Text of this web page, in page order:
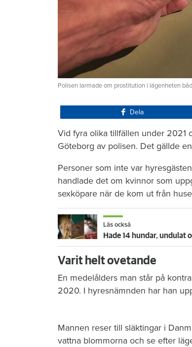
Polisen larmade om prostitution i lägenheten
Dela
Vid fyra olika tillfällen under 2021
Göteborg av polisen. Det gällde
Personer som inte var
handlade det om kvinnor som
sexköpare när de kom ut från
Läs också
Hade 14 hundar, undulat
Varit helt ovetande
En medelålders man står på
2020. I hyresnämnden har han
Mannen reser till släktingar i
vattna blommorna och se efter